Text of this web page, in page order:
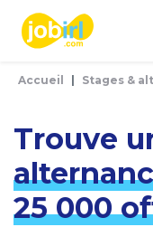
Accueil Stages &
Trouve
25 000
Panneau de gestion